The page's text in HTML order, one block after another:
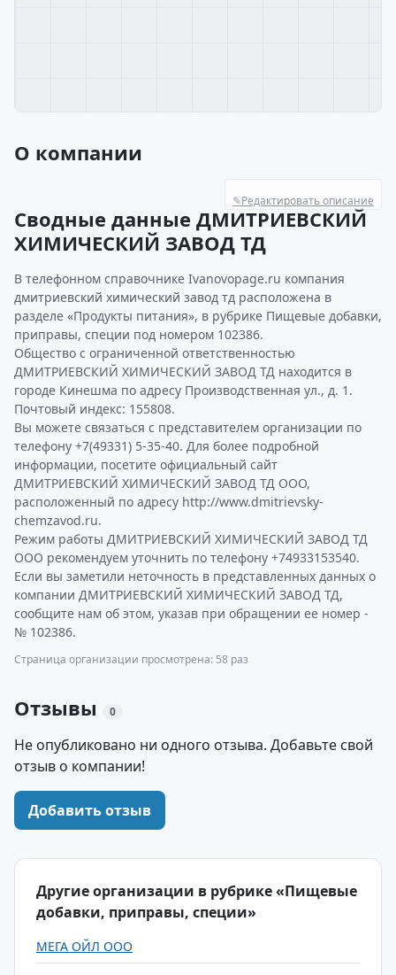
О компании
✎Редактировать описание
Сводные данные ДМИТРИЕВСКИЙ
ХИМИЧЕСКИЙ ЗАВОД ТД
В телефонном справочнике Ivanovopage.ru компания
дмитриевский химический завод тд расположена в
разделе «Продукты питания», в рубрике Пищевые добавки,
приправы, специи под номером 102386.
Общество с ограниченной ответственностью
ДМИТРИЕВСКИЙ ХИМИЧЕСКИЙ ЗАВОД ТД находится в
городе Кинешма по адресу Производственная ул., д. 1.
Почтовый индекс: 155808.
Вы можете связаться с представителем организации по
телефону +7(49331) 5-35-40. Для более подробной
информации, посетите официальный сайт
ДМИТРИЕВСКИЙ ХИМИЧЕСКИЙ ЗАВОД ТД ООО,
расположенный по адресу http://www.dmitrievsky-
chemzavod.ru.
Режим работы ДМИТРИЕВСКИЙ ХИМИЧЕСКИЙ ЗАВОД ТД
ООО рекомендуем уточнить по телефону +74933153540.
Если вы заметили неточность в представленных данных о
компании ДМИТРИЕВСКИЙ ХИМИЧЕСКИЙ ЗАВОД ТД,
сообщите нам об этом, указав при обращении ее номер -
№ 102386.
Страница организации просмотрена: 58 раз
Отзывы 0
Не опубликовано ни одного отзыва. Добавьте свой
отзыв о компании!
Добавить отзыв
Другие организации в рубрике «Пищевые
добавки, приправы, специи»
МЕГА ОЙЛ ООО